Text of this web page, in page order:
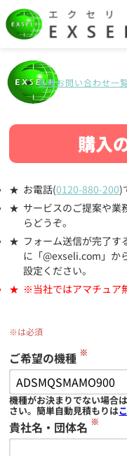
各種お問い合わせ一
購入
お電話(0120-880-200)
サービスのご提案や業
らどうぞ。
フォーム送信が完了す
に「@exseli.com」か
設定ください。
※当社ではアマチュア
※は必須
ご希望の機種 ※
機種がお決まりでない場合
さい。簡単自動見積もりは
貴社名・団体名 ※